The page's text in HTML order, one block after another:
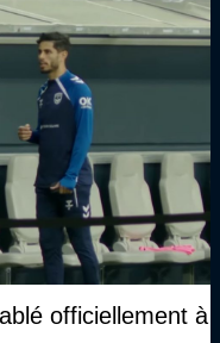
officiellement à